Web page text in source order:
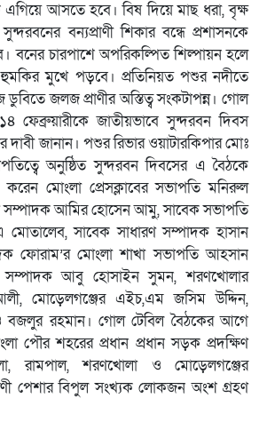
আসতে হবে। বিষ দিয়ে মাছ ধরা, বৃক্ষ
বন্যপ্রাণী শিকার বন্ধে প্রশাসনকে
বনের চারপাশে অপরিকল্পিত শিল্পায়ন হলে
হুমকির মুখে পড়বে। প্রতিনিয়ত পশুর নদীতে
জলজ প্রাণীর অস্তিত্ব সংকটাপন্ন। গোল
ফেব্রুয়ারীকে জাতীয়ভাবে সুন্দরবন দিবস
দাবী জানান। পশুর রিভার ওয়াটারকিপার মোঃ
অনুষ্ঠিত সুন্দরবন দিবসের এ বৈঠকে
করেন মোংলা প্রেসক্লাবের সভাপতি মনিরুল
সম্পাদক আমির হোসেন আমু, সাবেক সভাপতি
সাবেক সাধারণ সম্পাদক হাসান
ফোরাম’র মোংলা শাখা সভাপতি আহসান
সম্পাদক আবু হোসাইন সুমন, শরণখোলার
মোড়েলগঞ্জের এইচ,এম জসিম উদ্দিন,
বজলুর রহমান। গোল টেবিল বৈঠকের আগে
পৌর শহরের প্রধান প্রধান সড়ক প্রদক্ষিণ
রামপাল, শরণখোলা ও মোড়েলগঞ্জের
পেশার বিপুল সংখ্যক লোকজন অংশ গ্রহণ